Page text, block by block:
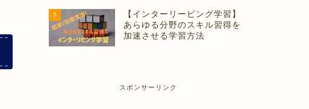
3
【インターリービング学習】
あらゆる分野のスキル習得を
加速させる学習方法
スポンサーリンク